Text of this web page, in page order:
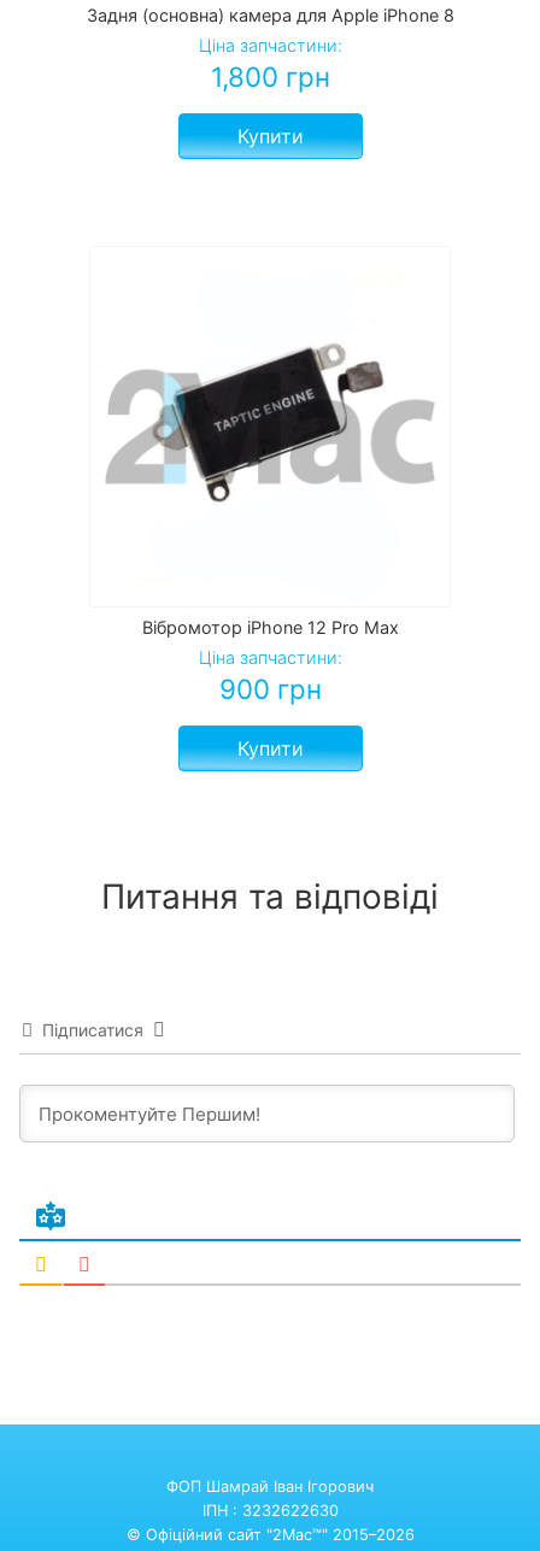
Задня (основна) камера для Apple iPhone 8
Ціна запчастини:
1,800 грн
Купити
Вібромотор iPhone 12 Pro Max
Ціна запчастини:
900 грн
Купити
Питання та відповіді
Підписатися
ФОП Шамрай Іван Ігорович
ІПН : 3232622630
© Офіційний сайт "2Mac™" 2015–2026